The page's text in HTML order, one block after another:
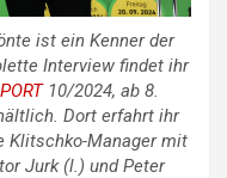
ist ein Kenner der
Interview findet ihr
10/2024, ab 8.
Dort erfahrt ihr
Klitschko-Manager mit
Jurk (l.) und Peter